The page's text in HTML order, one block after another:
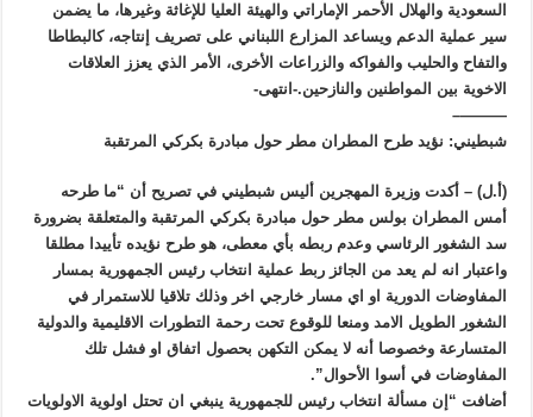
السعودية والهلال الأحمر الإماراتي والهيئة العليا للإغاثة وغيرها، ما يضمن
سير عملية الدعم ويساعد المزارع اللبناني على تصريف إنتاجه، كالبطاطا
والتفاح والحليب والفواكه والزراعات الأخرى، الأمر الذي يعزز العلاقات
الاخوية بين المواطنين والنازحين.-انتهى-
———–
شبطيني: نؤيد طرح المطران مطر حول مبادرة بكركي المرتقبة
(أ.ل) – أكدت وزيرة المهجرين أليس شبطيني في تصريح أن “ما طرحه
أمس المطران بولس مطر حول مبادرة بكركي المرتقبة والمتعلقة بضرورة
سد الشغور الرئاسي وعدم ربطه بأي معطى، هو طرح نؤيده تأييدا مطلقا
واعتبار انه لم يعد من الجائز ربط عملية انتخاب رئيس الجمهورية بمسار
المفاوضات الدورية او اي مسار خارجي اخر وذلك تلاقيا للاستمرار في
الشغور الطويل الامد ومنعا للوقوع تحت رحمة التطورات الاقليمية والدولية
المتسارعة وخصوصا أنه لا يمكن التكهن بحصول اتفاق او فشل تلك
المفاوضات في أسوا الأحوال”.
أضافت “إن مسألة انتخاب رئيس للجمهورية ينبغي ان تحتل اولوية الاولويات